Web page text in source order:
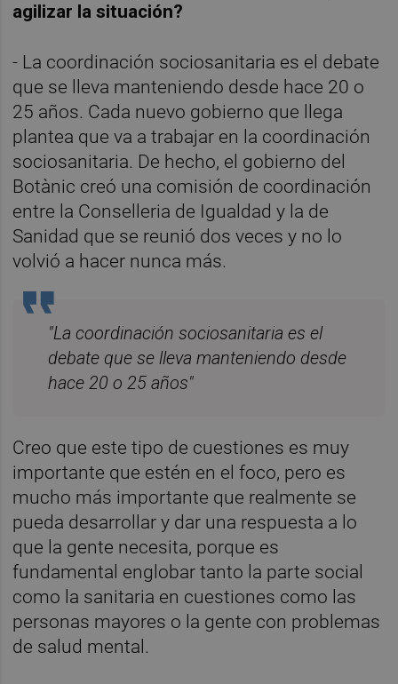
agilizar la situación?
- La coordinación sociosanitaria es el debate
que se lleva manteniendo desde hace 20 o
25 años. Cada nuevo gobierno que llega
plantea que va a trabajar en la coordinación
sociosanitaria. De hecho, el gobierno del
Botànic creó una comisión de coordinación
entre la Conselleria de Igualdad y la de
Sanidad que se reunió dos veces y no lo
volvió a hacer nunca más.
"La coordinación sociosanitaria es el
debate que se lleva manteniendo desde
hace 20 o 25 años"
Creo que este tipo de cuestiones es muy
importante que estén en el foco, pero es
mucho más importante que realmente se
pueda desarrollar y dar una respuesta a lo
que la gente necesita, porque es
fundamental englobar tanto la parte social
como la sanitaria en cuestiones como las
personas mayores o la gente con problemas
de salud mental.